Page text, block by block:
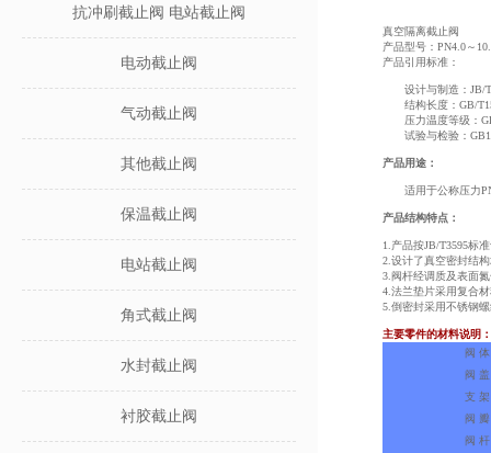
抗冲刷截止阀 电站截止阀
电动截止阀
气动截止阀
其他截止阀
保温截止阀
电站截止阀
角式截止阀
水封截止阀
衬胶截止阀
真空隔离截止阀
产品型号：PN4.0～
产品引用标准：
设计与制造：JB/
结构长度：GB/
压力温度等级：
试验与检验：
产品用途：
适用于公称压力
产品结构特点：
1.产品按JB/T3595标
2.设计了真空密封结
3.阀杆经调质及表面
4.法兰垫片采用复合
5.倒密封采用不锈钢
主要零件的材料说明：
阀 体
阀 盖
支 架
阀 瓣
阀 杆